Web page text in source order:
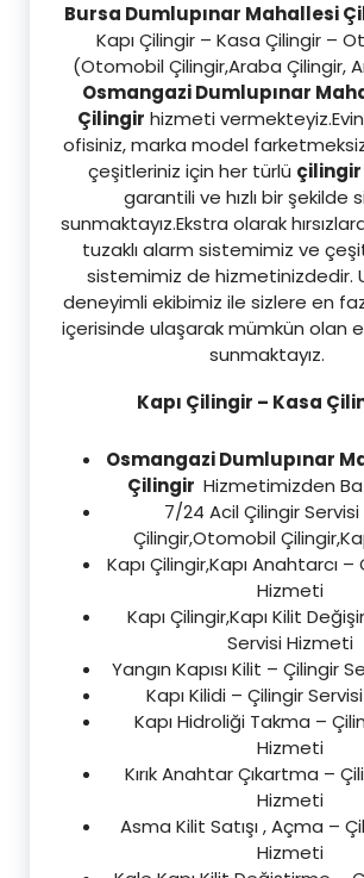
Bursa Dumlupınar Mahallesi
Kapı Çilingir – Kasa Çilingir –
(Otomobil Çilingir,Araba Çilingir,
OsmangaziDumlupınar
Çilingir hizmeti
ofisiniz, marka model
çeşitleriniz için her türlü çilingir
garantili ve hızlı bir şekilde
sunmaktayız.Ekstra olarak
tuzaklı alarm sistemimiz ve
sistemimiz de hizmetinizdedir.
deneyimli ekibimiz ile sizlere en
içerisinde ulaşarak mümkün olan
sunmaktayız.
Kapı Çilingir – Kasa
Osmangazi Dumlupınar
Çilingir Hizmetimizden
7/24 Acil Çilingir
Çilingir,Otomobil
Kapı Çilingir,Kapı Anahtarcı –
Hizmeti
Kapı Çilingir,Kapı Kilit
Servisi Hizmeti
Yangın Kapısı Kilit – Çilingir
Kapı Kilidi – Çilingir
Kapı Hidroliği Takma –
Hizmeti
Kırık Anahtar Çıkartma –
Hizmeti
Asma Kilit Satışı , Açma –
Hizmeti